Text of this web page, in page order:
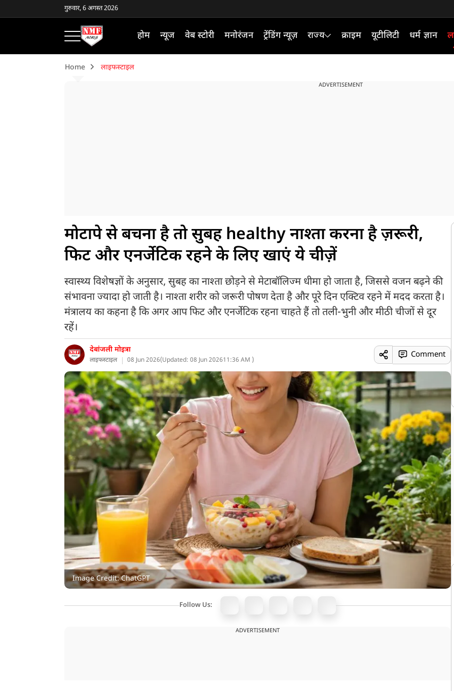
गुरुवार, 6 अगस्त 2026
होम न्यूज वेब स्टोरी मनोरंजन ट्रेंडिंग न्यूज़ राज्य क्राइम यूटीलिटी धर्म ज्ञान
Home लाइफस्टाइल
ADVERTISEMENT
मोटापे से बचना है तो सुबह healthy नाश्ता करना है ज़रूरी,
फिट और एनर्जेटिक रहने के लिए खाएं ये चीज़ें
स्वास्थ्य विशेषज्ञों के अनुसार, सुबह का नाश्ता छोड़ने से मेटाबॉलिज्म धीमा हो जाता है, जिससे वजन बढ़ने की
संभावना ज्यादा हो जाती है। नाश्ता शरीर को जरूरी पोषण देता है और पूरे दिन एक्टिव रहने में मदद करता है।
मंत्रालय का कहना है कि अगर आप फिट और एनर्जेटिक रहना चाहते हैं तो तली-भुनी और मीठी चीजों से दूर
रहें।
देबांजली मोइत्रा
लाइफस्टाइल 08 Jun 2026(Updated: 08 Jun 202611:36 AM )
Comment
Image Credit: ChatGPT
Follow Us:
ADVERTISEMENT